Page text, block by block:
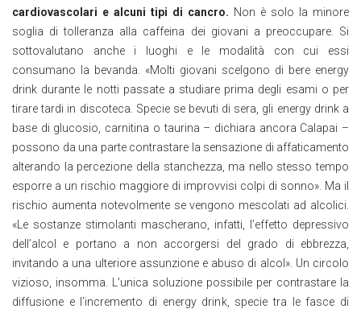
cardiovascolari e alcuni tipi di cancro. Non è solo la minore
soglia di tolleranza alla caffeina dei giovani a preoccupare. Si
sottovalutano anche i luoghi e le modalità con cui essi
consumano la bevanda. «Molti giovani scelgono di bere energy
drink durante le notti passate a studiare prima degli esami o per
tirare tardi in discoteca. Specie se bevuti di sera, gli energy drink a
base di glucosio, carnitina o taurina – dichiara ancora Calapai –
possono da una parte contrastare la sensazione di affaticamento
alterando la percezione della stanchezza, ma nello stesso tempo
esporre a un rischio maggiore di improvvisi colpi di sonno». Ma il
rischio aumenta notevolmente se vengono mescolati ad alcolici.
«Le sostanze stimolanti mascherano, infatti, l’effetto depressivo
dell’alcol e portano a non accorgersi del grado di ebbrezza,
invitando a una ulteriore assunzione e abuso di alcol». Un circolo
vizioso, insomma. L’unica soluzione possibile per contrastare la
diffusione e l’incremento di energy drink, specie tra le fasce di